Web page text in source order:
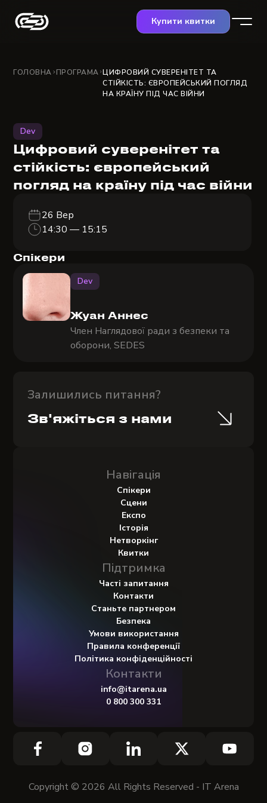
Купити квитки
ГОЛОВНА ПРОГРАМА ЦИФРОВИЙ СУВЕРЕНІТЕТ ТА
СТІЙКІСТЬ: ЄВРОПЕЙСЬКИЙ ПОГЛЯД
НА КРАЇНУ ПІД ЧАС ВІЙНИ
Dev
Цифровий суверенітет та
стійкість: європейський
погляд на країну під час війни
26 Вер
14:30 — 15:15
Спікери
Dev
Жуан Аннес
Член Наглядової ради з безпеки та
оборони, SEDES
Навігація
Спікери
Сцени
Експо
Історія
Нетворкінг
Квитки
Підтримка
Часті запитання
Контакти
Станьте партнером
Безпека
Умови використання
Правила конференції
Політика конфіденційності
Контакти
info@itarena.ua
0 800 300 331
Залишились питання?
Зв'яжіться з нами
Copyright © 2026 All Rights Reserved - IT Arena